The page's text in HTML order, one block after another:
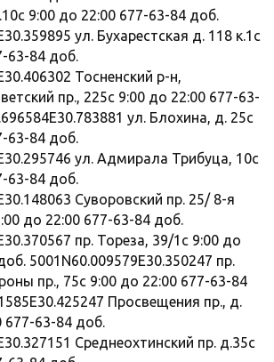
9:00 до 22:00 677-63-84 доб.
ул. Бухарестская д. 118 к.1с
63-84 доб.
Тосненский р-н,
пр., 225с 9:00 до 22:00 677-63-
ул. Блохина, д. 25с
63-84 доб.
ул. Адмирала Трибуца, 10с
63-84 доб.
Суворовский пр. 25/ 8-я
до 22:00 677-63-84 доб.
пр. Тореза, 39/1с 9:00 до
5001N60.009579E30.350247 пр.
пр., 75с 9:00 до 22:00 677-63-84
Просвещения пр., д.
677-63-84 доб.
Среднеохтинский пр. д.35с